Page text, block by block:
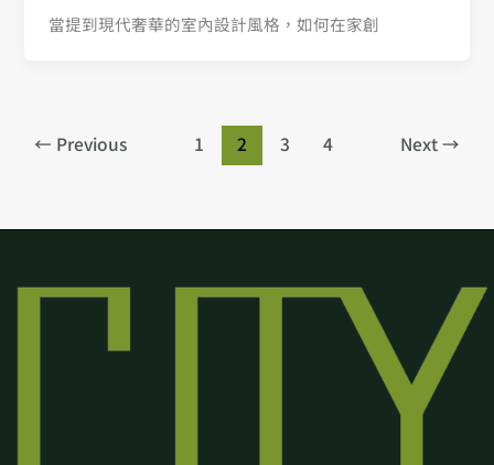
當提到現代奢華的室內設計風格，如何在家創
← Previous 1 2 3 4 Next→